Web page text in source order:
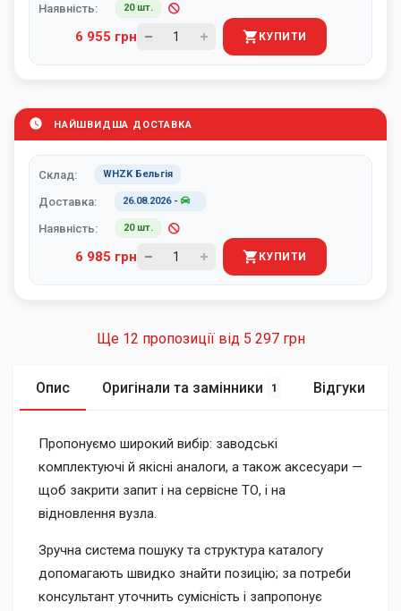
Наявність: 20 шт.
6 955 грн КУПИТИ
НАЙШВИДША ДОСТАВКА
Склад: WHZK Бельгія
Доставка: 26.08.2026-
Наявність: 20 шт.
6 985 грн КУПИТИ
Ще 12 пропозиції від 5 297 грн
Опис Оригінали та замінники 1 Відгуки
Пропонуємо широкий вибір: заводські
комплектуючі й якісні аналоги, а також аксесуари —
щоб закрити запит і на сервісне ТО, і на
відновлення вузла.
Зручна система пошуку та структура каталогу
допомагають швидко знайти позицію; за потреби
консультант уточнить сумісність і запропонує